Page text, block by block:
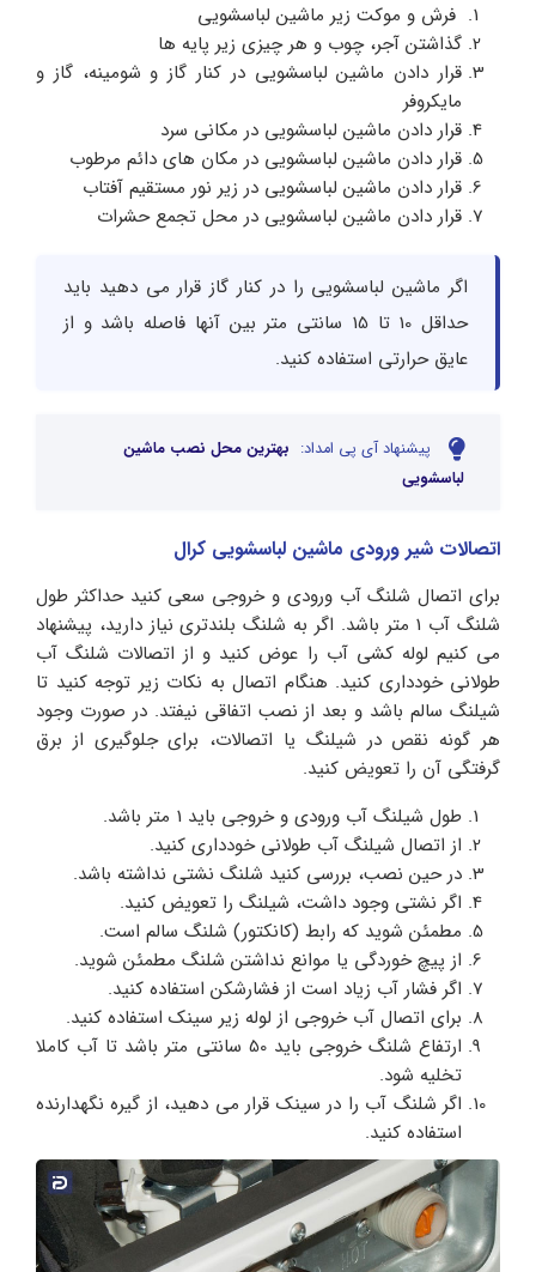
فرش و موکت زیر ماشین لباسشویی
گذاشتن آجر، چوب و هر چیزی زیر پایه ها
قرار دادن ماشین لباسشویی در کنار گاز و شومینه، گاز و
مایکروفر
قرار دادن ماشین لباسشویی در مکانی سرد
قرار دادن ماشین لباسشویی در مکان های دائم مرطوب
قرار دادن ماشین لباسشویی در زیر نور مستقیم آفتاب
قرار دادن ماشین لباسشویی در محل تجمع حشرات
اگر ماشین لباسشویی را در کنار گاز قرار می دهید باید
حداقل 10 تا 15 سانتی متر بین آنها فاصله باشد و از
عایق حرارتی استفاده کنید.
پیشنهاد آی پی امداد: بهترین محل نصب ماشین
لباسشویی
اتصالات شیر ورودی ماشین لباسشویی کرال
برای اتصال شلنگ آب ورودی و خروجی سعی کنید حداکثر طول
شلنگ آب 1 متر باشد. اگر به شلنگ بلندتری نیاز دارید، پیشنهاد
می کنیم لوله کشی آب را عوض کنید و از اتصالات شلنگ آب
طولانی خودداری کنید. هنگام اتصال به نکات زیر توجه کنید تا
شیلنگ سالم باشد و بعد از نصب اتفاقی نیفتد. در صورت وجود
هر گونه نقص در شیلنگ یا اتصالات، برای جلوگیری از برق
گرفتگی آن را تعویض کنید.
طول شیلنگ آب ورودی و خروجی باید 1 متر باشد.
از اتصال شیلنگ آب طولانی خودداری کنید.
در حین نصب، بررسی کنید شلنگ نشتی نداشته باشد.
اگر نشتی وجود داشت، شیلنگ را تعویض کنید.
مطمئن شوید که رابط (کانکتور) شلنگ سالم است.
از پیچ خوردگی یا موانع نداشتن شلنگ مطمئن شوید.
اگر فشار آب زیاد است از فشارشکن استفاده کنید.
برای اتصال آب خروجی از لوله زیر سینک استفاده کنید.
ارتفاع شلنگ خروجی باید 50 سانتی متر باشد تا آب کاملا
تخلیه شود.
اگر شلنگ آب را در سینک قرار می دهید، از گیره نگهدارنده
استفاده کنید.